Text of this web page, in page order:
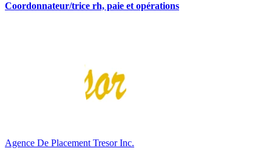
Coordonnateur/trice rh, paie et opérations
Agence De Placement Tresor Inc.